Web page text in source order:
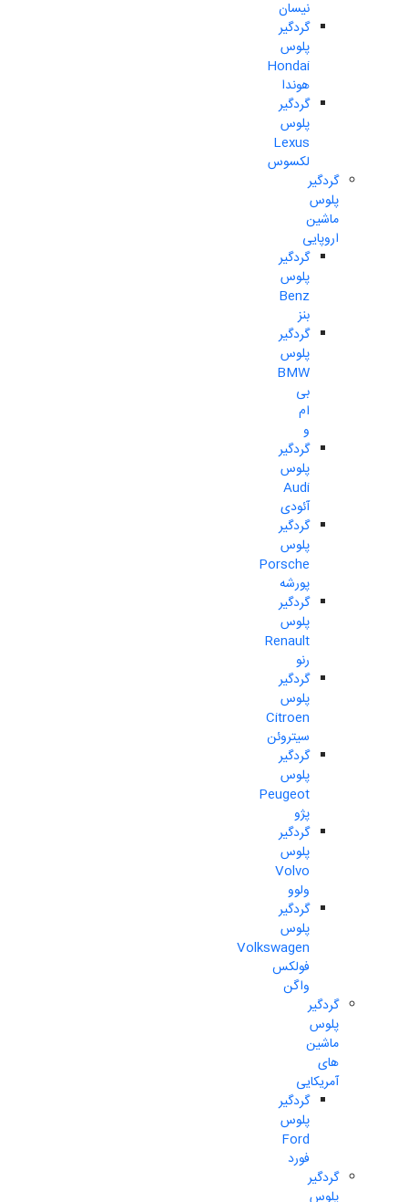
نیسان
گردگیر
پلوس
Hondai
هوندا
گردگیر
پلوس
Lexus
لکسوس
گردگیر
پلوس
ماشین
اروپایی
گردگیر
پلوس
Benz
بنز
گردگیر
پلوس
BMW
بی
ام
و
گردگیر
پلوس
Audi
آئودی
گردگیر
پلوس
Porsche
پورشه
گردگیر
پلوس
Renault
رنو
گردگیر
پلوس
Citroen
سیتروئن
گردگیر
پلوس
Peugeot
پژو
گردگیر
پلوس
Volvo
ولوو
گردگیر
پلوس
Volkswagen
فولکس
واگن
گردگیر
پلوس
ماشین
های
آمریکایی
گردگیر
پلوس
Ford
فورد
گردگیر
پلوس